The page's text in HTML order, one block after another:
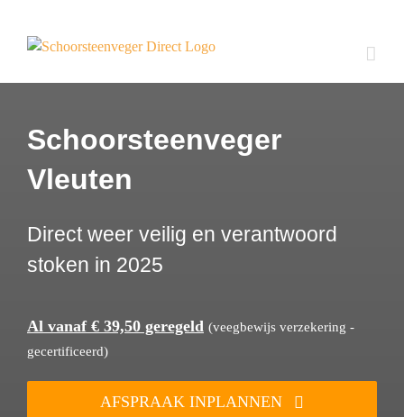
inhoud
Schoorsteenveger
Vleuten
Direct weer veilig en verantwoord
stoken in 2025
Al vanaf € 39,50 geregeld (veegbewijs verzekering -
gecertificeerd)
AFSPRAAK INPLANNEN